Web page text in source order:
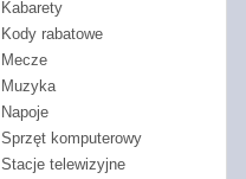
Kabarety
Kody rabatowe
Mecze
Muzyka
Napoje
Sprzęt komputerowy
Stacje telewizyjne